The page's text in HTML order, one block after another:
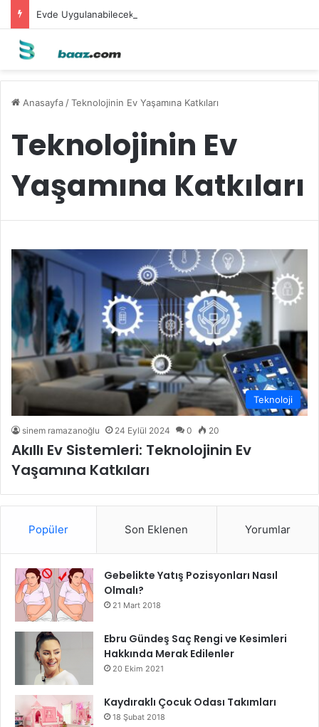
Evde Uygulanabilecek Leke Karşıtı Maskeler
Anasayfa /Teknolojinin Ev Yaşamına Katkıları
Teknolojinin Ev
Yaşamına Katkıları
Teknoloji
sinem ramazanoğlu 24 Eylül 2024 0 20
Akıllı Ev Sistemleri: Teknolojinin Ev
Yaşamına Katkıları
Popüler Son Eklenen Yorumlar
Gebelikte Yatış Pozisyonları Nasıl
Olmalı?
21 Mart 2018
Ebru Gündeş Saç Rengi ve Kesimleri
Hakkında Merak Edilenler
20 Ekim 2021
Kaydıraklı Çocuk Odası Takımları
18 Şubat 2018